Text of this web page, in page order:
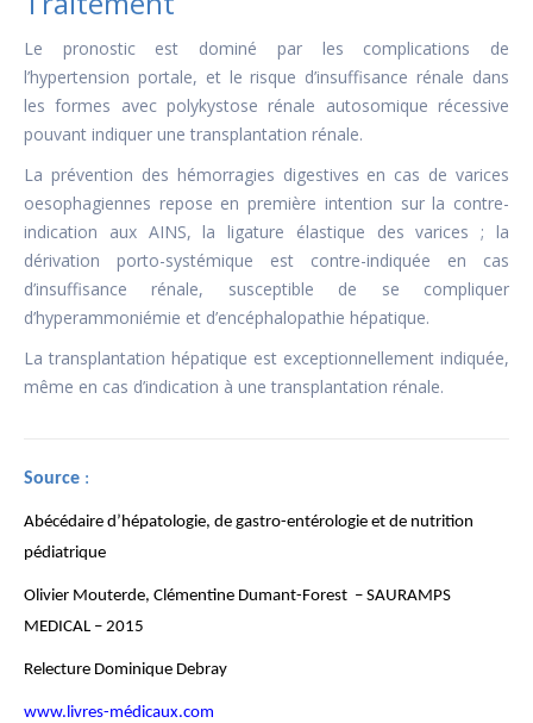
Le pronostic est dominé par les complications de
l’hypertension portale, et le risque d’insuffisance rénale dans
les formes avec polykystose rénale autosomique récessive
pouvant indiquer une transplantation rénale.
La prévention des hémorragies digestives en cas de varices
oesophagiennes repose en première intention sur la contre-
indication aux AINS, la ligature élastique des varices ; la
dérivation porto-systémique est contre-indiquée en cas
d’insuffisance rénale, susceptible de se compliquer
d’hyperammoniémie et d’encéphalopathie hépatique.
La transplantation hépatique est exceptionnellement indiquée,
même en cas d’indication à une transplantation rénale.
Source :
Abécédaire d’hépatologie, de gastro-entérologie et de nutrition
pédiatrique
Olivier Mouterde, Clémentine Dumant-Forest – SAURAMPS
MEDICAL – 2015
Relecture Dominique Debray
www.livres-médicaux.com